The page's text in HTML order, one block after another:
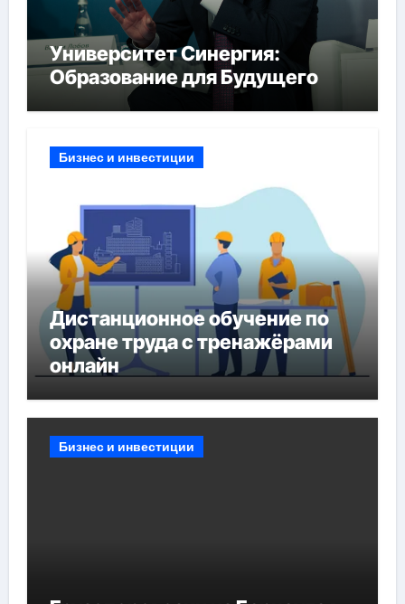
Университет Синергия:
Образование для Будущего
Бизнес и инвестиции
Дистанционное обучение по
охране труда с тренажёрами
онлайн
Бизнес и инвестиции